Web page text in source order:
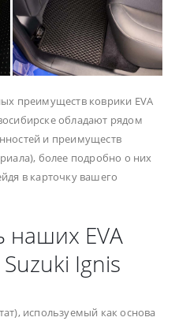
преимуществ коврики EVA
обладают рядом
и преимуществ
более подробно о них
в карточку вашего
наших EVA
Ignis
используемый как основа